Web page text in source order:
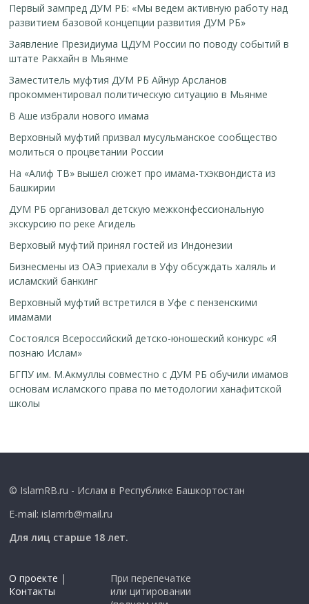
Первый зампред ДУМ РБ: «Мы ведем активную работу над
развитием базовой концепции развития ДУМ РБ»
Заявление Президиума ЦДУМ России по поводу событий в
штате Ракхайн в Мьянме
Заместитель муфтия ДУМ РБ Айнур Арсланов
прокомментировал политическую ситуацию в Мьянме
В Аше избрали нового имама
Верховный муфтий призвал мусульманское сообщество
молиться о процветании России
На «Алиф ТВ» вышел сюжет про имама-тхэквондиста из
Башкирии
ДУМ РБ организовал детскую межконфессиональную
экскурсию по реке Агидель
Верховый муфтий принял гостей из Индонезии
Бизнесмены из ОАЭ приехали в Уфу обсуждать халяль и
исламский банкинг
Верховный муфтий встретился в Уфе с пензенскими
имамами
Cостоялся Всероссийский детско-юношеский конкурс «Я
познаю Ислам»
БГПУ им. М.Акмуллы совместно с ДУМ РБ обучили имамов
основам исламского права по методологии ханафитской
школы
© IslamRB.ru - Ислам в Республике Башкортостан
E-mail: islamrb@mail.ru
Для лиц старше 18 лет.
О проекте |
Контакты
При перепечатке
или цитировании